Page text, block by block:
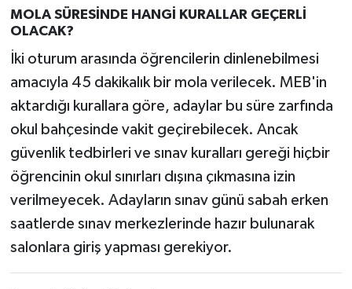
MOLA SÜRESİNDE HANGİ KURALLAR GEÇERLİ
OLACAK?
İki oturum arasında öğrencilerin dinlenebilmesi
amacıyla 45 dakikalık bir mola verilecek. MEB'in
aktardığı kurallara göre, adaylar bu süre zarfında
okul bahçesinde vakit geçirebilecek. Ancak
güvenlik tedbirleri ve sınav kuralları gereği hiçbir
öğrencinin okul sınırları dışına çıkmasına izin
verilmeyecek. Adayların sınav günü sabah erken
saatlerde sınav merkezlerinde hazır bulunarak
salonlara giriş yapması gerekiyor.